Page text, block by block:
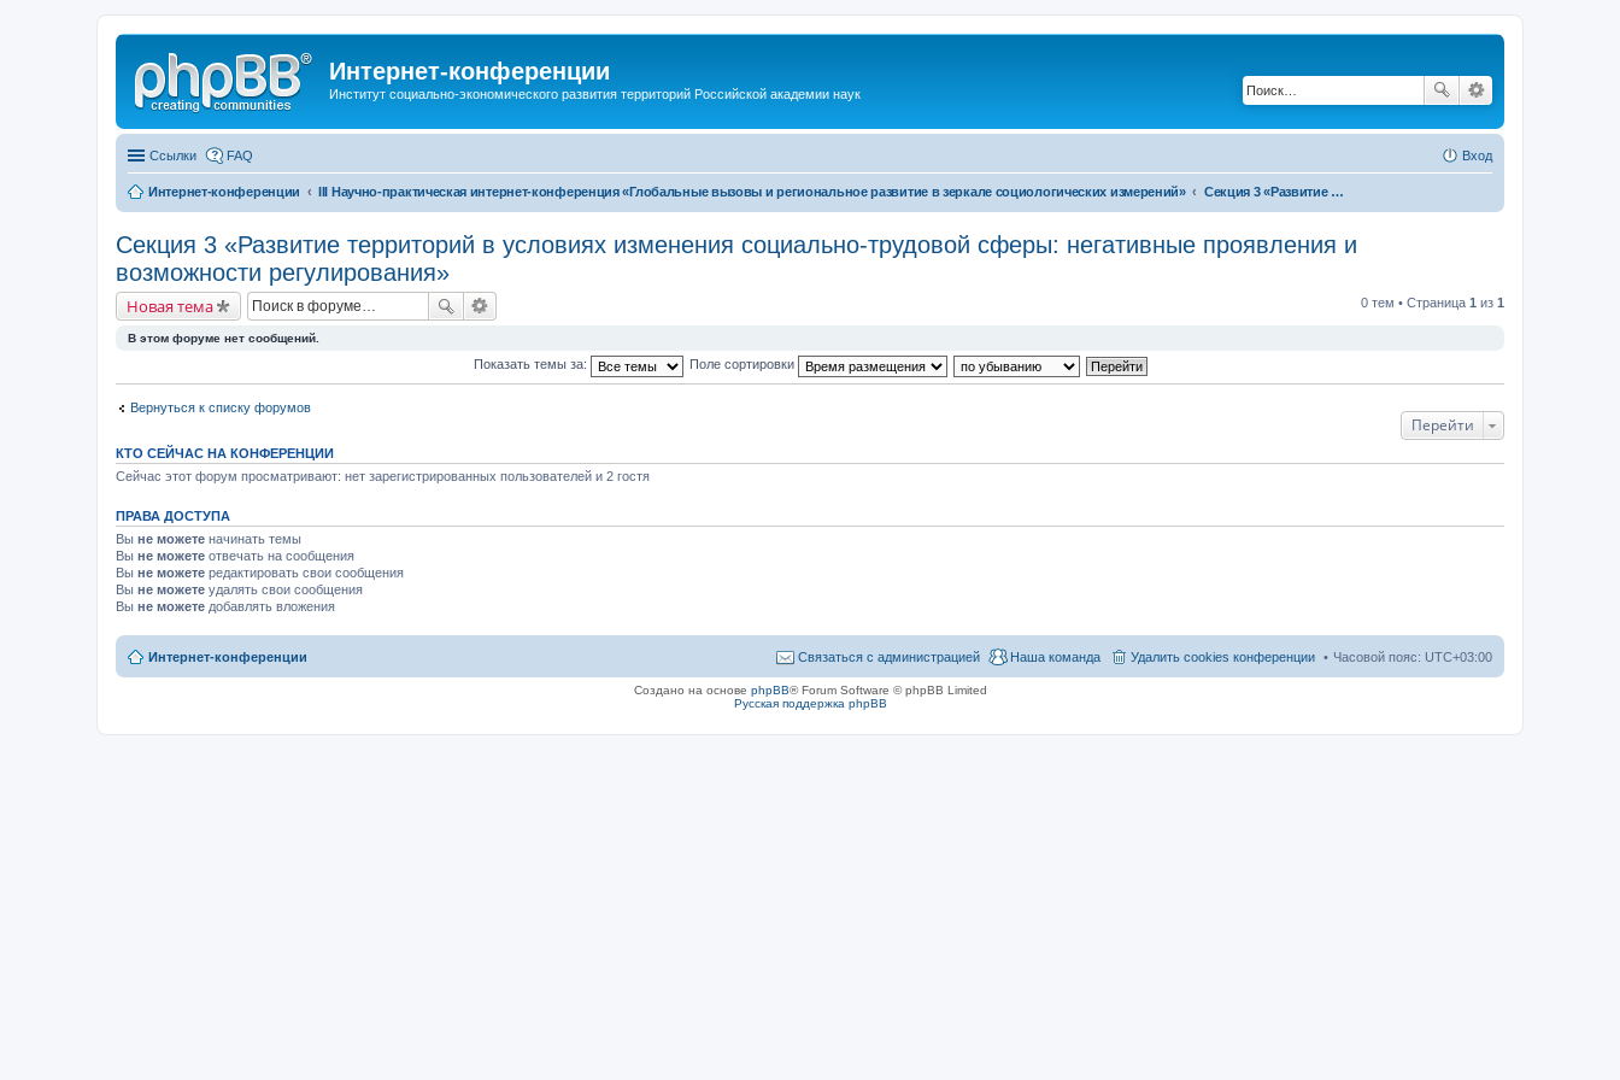
Интернет-конференции
Институт социально-экономического развития территорий Российской академии наук
Ссылки FAQ Вход
Интернет-конференции III Научно-практическая интернет-конференция «Глобальные вызовы и региональное развитие в зеркале социологических измерений» Секция 3 «Развитие территорий в условиях изменения социально-трудовой сферы: негативные проявления и возможности регулирования»
Секция 3 «Развитие территорий в условиях изменения социально-трудовой сферы: негативные проявления и
возможности регулирования»
Новая тема 0 тем • Страница 1 из 1
В этом форуме нет сообщений.
Показать темы за: Поле сортировки
Вернуться к списку форумов
Перейти
КТО СЕЙЧАС НА КОНФЕРЕНЦИИ
Сейчас этот форум просматривают: нет зарегистрированных пользователей и 2 гостя
ПРАВА ДОСТУПА
Вы не можете начинать темы
Вы не можете отвечать на сообщения
Вы не можете редактировать свои сообщения
Вы не можете удалять свои сообщения
Вы не можете добавлять вложения
Интернет-конференции Часовой пояс: UTC+03:00
Удалить cookies конференции
Наша команда
Связаться с администрацией
Создано на основе phpBB® Forum Software © phpBB Limited
Русская поддержка phpBB